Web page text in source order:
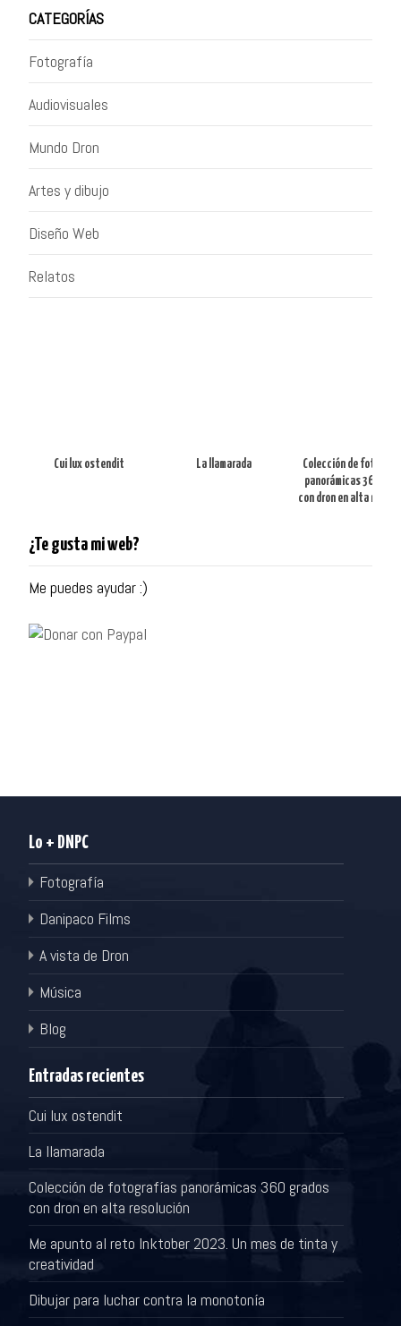
CATEGORÍAS
Fotografía
Audiovisuales
Mundo Dron
Artes y dibujo
Diseño Web
Relatos
Cui lux ostendit La llamarada
Colección de
panorámicas 360
con dron en alta
¿Te gusta mi web?
Me puedes ayudar :)
Lo + DNPC
Fotografía
Danipaco Films
A vista de Dron
Música
Blog
Entradas recientes
Cui lux ostendit
La llamarada
Colección de fotografías panorámicas 360 grados
con dron en alta resolución
Me apunto al reto Inktober 2023. Un mes de tinta y
creatividad
Dibujar para luchar contra la monotonía